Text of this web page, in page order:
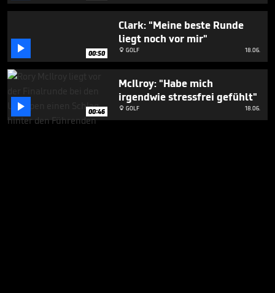
 00:50
Clark: "Meine beste Runde
liegt noch vor mir"
 GOLF 18.06.
 00:46
McIlroy: "Habe mich
irgendwie stressfrei gefühlt"
 GOLF 18.06.